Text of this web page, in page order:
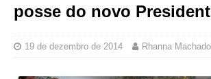
posse do novo
19 de dezembro de 2014 Rhanna Machado